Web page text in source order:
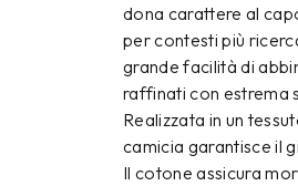
dona carattere al
per contesti più
grande facilità di
raffinati con estrema
Realizzata in un
camicia garantisce il
Il cotone assicura